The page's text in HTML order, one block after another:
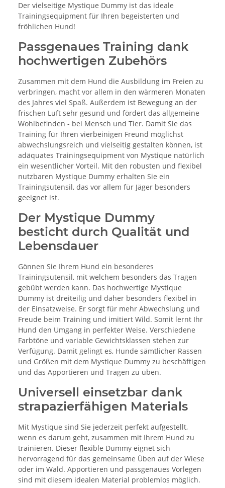
Der vielseitige Mystique Dummy ist das ideale
Trainingsequipment für Ihren begeisterten und
fröhlichen Hund!
Passgenaues Training dank
hochwertigen Zubehörs
Zusammen mit dem Hund die Ausbildung im Freien zu
verbringen, macht vor allem in den wärmeren Monaten
des Jahres viel Spaß. Außerdem ist Bewegung an der
frischen Luft sehr gesund und fördert das allgemeine
Wohlbefinden - bei Mensch und Tier. Damit Sie das
Training für Ihren vierbeinigen Freund möglichst
abwechslungsreich und vielseitig gestalten können, ist
adäquates Trainingsequipment von Mystique natürlich
ein wesentlicher Vorteil. Mit den robusten und flexibel
nutzbaren Mystique Dummy erhalten Sie ein
Trainingsutensil, das vor allem für Jäger besonders
geeignet ist.
Der Mystique Dummy
besticht durch Qualität und
Lebensdauer
Gönnen Sie Ihrem Hund ein besonderes
Trainingsutensil, mit welchem besonders das Tragen
gebübt werden kann. Das hochwertige Mystique
Dummy ist dreiteilig und daher besonders flexibel in
der Einsatzweise. Er sorgt für mehr Abwechslung und
Freude beim Training und imitiert Wild. Somit lernt Ihr
Hund den Umgang in perfekter Weise. Verschiedene
Farbtöne und variable Gewichtsklassen stehen zur
Verfügung. Damit gelingt es, Hunde sämtlicher Rassen
und Größen mit dem Mystique Dummy zu beschäftigen
und das Apportieren und Tragen zu üben.
Universell einsetzbar dank
strapazierfähigen Materials
Mit Mystique sind Sie jederzeit perfekt aufgestellt,
wenn es darum geht, zusammen mit Ihrem Hund zu
trainieren. Dieser flexible Dummy eignet sich
hervorragend für das gemeinsame Üben auf der Wiese
oder im Wald. Apportieren und passgenaues Vorlegen
sind mit diesem idealen Material problemlos möglich.